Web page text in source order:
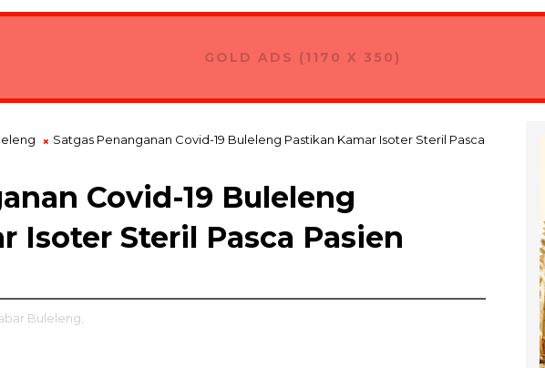
Sasar Buleleng, Putri Koster Dorong Ketahanan Pangan dan Kepedulian Sosial
GOLD ADS (1170 X 350)
Satgas Penanganan Covid-19 Buleleng Pastikan Kamar Isoter Steril Pasca
Covid-19 Buleleng
Isoter Steril Pasca Pasien
Buleleng,